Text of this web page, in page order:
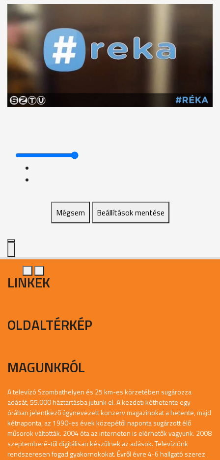
Mégsem Beállítások mentése
LINKEK
OLDALTÉRKÉP
MAGUNKRÓL
A televízó Szombathelyen és 25 km-es körzetében sugározza
adását, 55.000 háztartásba jutunk el. A kezdeti kéthetente egy
órában jelentkező úgynevezett konzerv magazinokat a hetente, majd
kétnaponta, az 1990-es évek közepétől naponta sugárzott élő
műsorok váltották. 2004 óta az interneten is elérhetők vagyunk. 2008
szeptemberé-től digitálisan készülnek az adások. Televíziónk
rendszeresen fogad gyakornokokat. Évről évre 4-6 hallgató szerez